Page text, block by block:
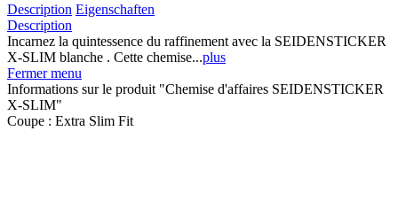
Description Eigenschaften
Description
Incarnez la quintessence du raffinement avec la SEIDENSTICKER
X-SLIM blanche . Cette chemise...plus
Fermer menu
Informations sur le produit "Chemise d'affaires SEIDENSTICKER
X-SLIM"
Coupe : Extra Slim Fit